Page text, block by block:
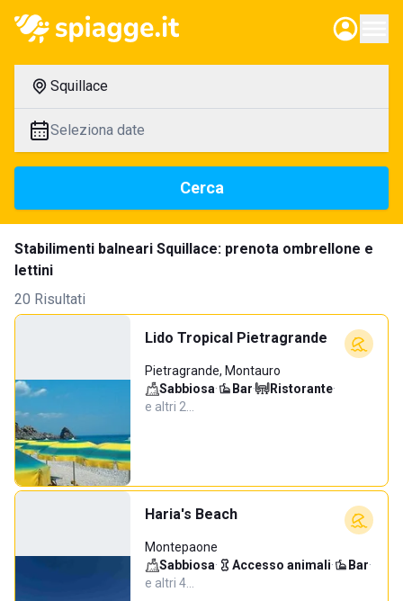
Squillace
Seleziona date
Cerca
Stabilimenti balneari Squillace: prenota ombrellone e
lettini
20 Risultati
Lido Tropical Pietragrande
Pietragrande, Montauro
Sabbiosa· Bar· Ristorante·
e altri 2…
Haria's Beach
Montepaone
Sabbiosa· Accesso animali· Bar·
e altri 4…